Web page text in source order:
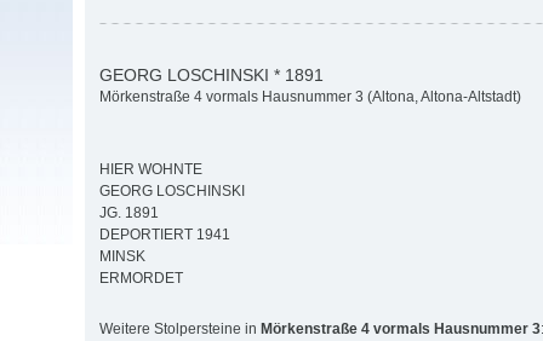
GEORG LOSCHINSKI * 1891
Mörkenstraße 4 vormals Hausnummer 3 (Altona, Altona-Altstadt)
HIER WOHNTE
GEORG LOSCHINSKI
JG. 1891
DEPORTIERT 1941
MINSK
ERMORDET
Weitere Stolpersteine in Mörkenstraße 4 vormals Hausnummer 3: